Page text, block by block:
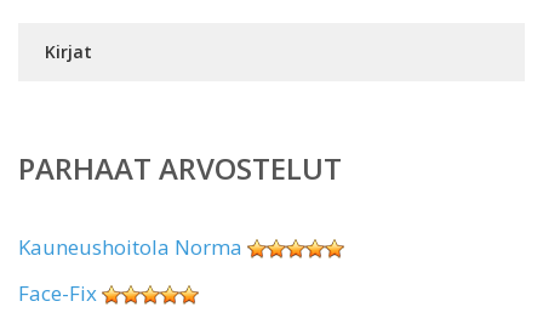
Kirjat
PARHAAT ARVOSTELUT
Kauneushoitola Norma
Face-Fix